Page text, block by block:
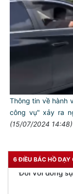
Thông tin về hành
công vụ" xảy ra
(15/07/2024 14:48)
6 ĐIỀU BÁC HỒ DẠY
Đối với tự
Đối với chính